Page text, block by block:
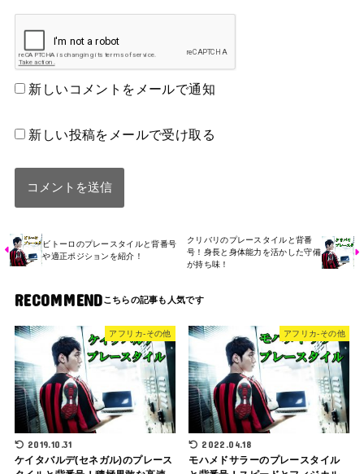
新しいコメントをメールで通知
新しい投稿をメールで受け取る
ビトーロのプレースタイルと背番号
や適正ポジションを紹介！
クリバリのプレースタイルと背番
号！身長と身体能力を活かした守備
が持ち味！
RECOMMEND
アフリカ-その他
2019.10.31
ケイタバルデ(セネガル)のプレース
アフリカ-その他
2022.04.18
モハメドサラーのプレースタイル